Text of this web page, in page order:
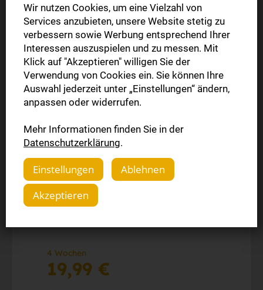
Komplettpaket
Die gedruckte Ausgabe (Mo.-Sa.)
Die digitale Ausgabe als E-Paper (Mo.-So.)
4 Wochen
19,99 €
Wir nutzen Cookies, um eine Vielzahl von
Services anzubieten, unsere Website stetig zu
verbessern sowie Werbung entsprechend Ihrer
Interessen auszuspielen und zu messen. Mit
Klick auf "Akzeptieren" willigen Sie der
Verwendung von Cookies ein. Sie können Ihre
Auswahl jederzeit unter „Einstellungen“ ändern,
anpassen oder widerrufen.
Mehr Informationen finden Sie in der
Datenschutzerklärung.
Einstellungen
Ablehnen
Akzeptieren